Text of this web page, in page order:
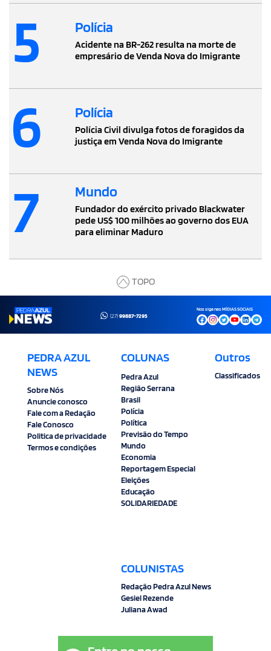
5 Polícia
Acidente na BR-262 resulta na morte de
empresário de Venda Nova do Imigrante
6 Polícia
Polícia Civil divulga fotos de foragidos da
justiça em Venda Nova do Imigrante
7 Mundo
Fundador do exército privado Blackwater
pede US$ 100 milhões ao governo dos EUA
para eliminar Maduro
TOPO
(27)99887-7295
Nos siga nas MÍDIAS SOCIAIS
PEDRA AZUL
NEWS
Sobre Nós
Anuncie conosco
Fale com a Redação
Fale Conosco
Politica de privacidade
Termos e condições
COLUNAS
Pedra Azul
Região Serrana
Brasil
Polícia
Política
Previsão do Tempo
Mundo
Economia
Reportagem Especial
Eleições
Educação
SOLIDARIEDADE
COLUNISTAS
Redação Pedra Azul News
Gesiel Rezende
Juliana Awad
Outros
Classificados